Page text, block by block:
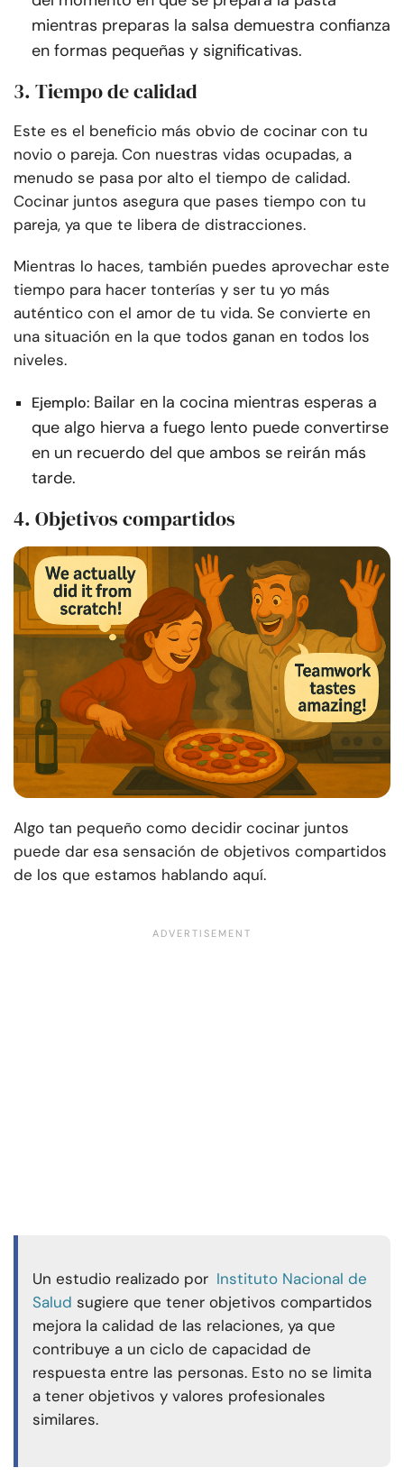
mientras preparas la salsa demuestra confianza
en formas pequeñas y significativas.
3. Tiempo de calidad
Este es el beneficio más obvio de cocinar con tu
novio o pareja. Con nuestras vidas ocupadas, a
menudo se pasa por alto el tiempo de calidad.
Cocinar juntos asegura que pases tiempo con tu
pareja, ya que te libera de distracciones.
Mientras lo haces, también puedes aprovechar este
tiempo para hacer tonterías y ser tu yo más
auténtico con el amor de tu vida. Se convierte en
una situación en la que todos ganan en todos los
niveles.
Ejemplo: Bailar en la cocina mientras esperas a
que algo hierva a fuego lento puede convertirse
en un recuerdo del que ambos se reirán más
tarde.
4. Objetivos compartidos
Algo tan pequeño como decidir cocinar juntos
puede dar esa sensación de objetivos compartidos
de los que estamos hablando aquí.
Un estudio realizado por Instituto Nacional de
Salud sugiere que tener objetivos compartidos
mejora la calidad de las relaciones, ya que
contribuye a un ciclo de capacidad de
respuesta entre las personas. Esto no se limita
a tener objetivos y valores profesionales
similares.